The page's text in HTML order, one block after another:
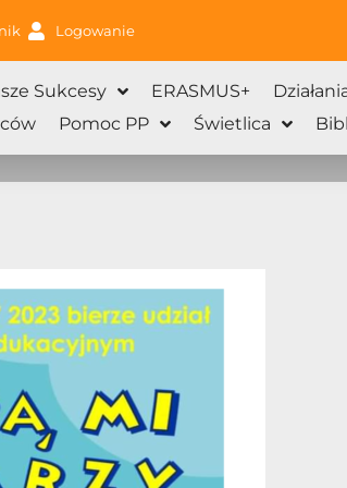
Logowanie
Sukcesy ERASMUS+
Pomoc PP Świetlica